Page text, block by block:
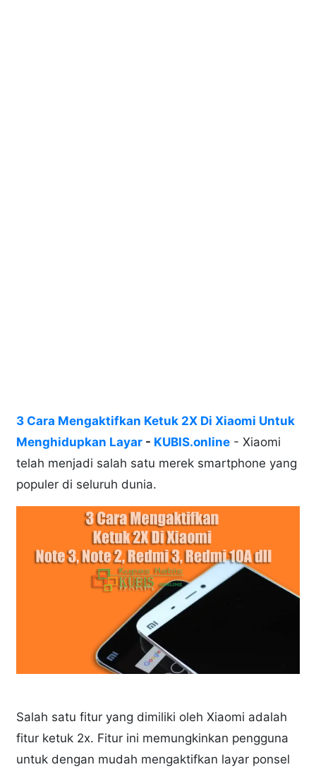
3 Cara Mengaktifkan Ketuk 2X Di Xiaomi Untuk
Menghidupkan Layar - KUBIS.online - Xiaomi
telah menjadi salah satu merek smartphone yang
populer di seluruh dunia.
Salah satu fitur yang dimiliki oleh Xiaomi adalah
fitur ketuk 2x. Fitur ini memungkinkan pengguna
untuk dengan mudah mengaktifkan layar ponsel